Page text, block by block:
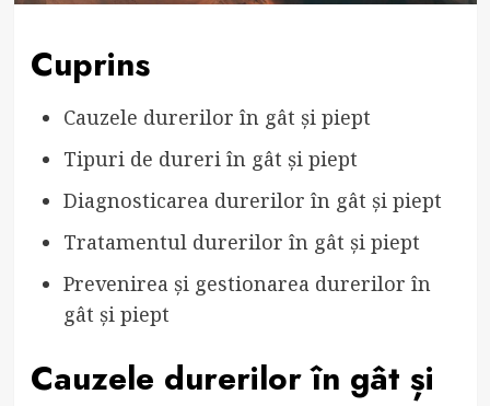
Cuprins
Cauzele durerilor în gât și piept
Tipuri de dureri în gât și piept
Diagnosticarea durerilor în gât și piept
Tratamentul durerilor în gât și piept
Prevenirea și gestionarea durerilor în
gât și piept
Cauzele durerilor în gât și